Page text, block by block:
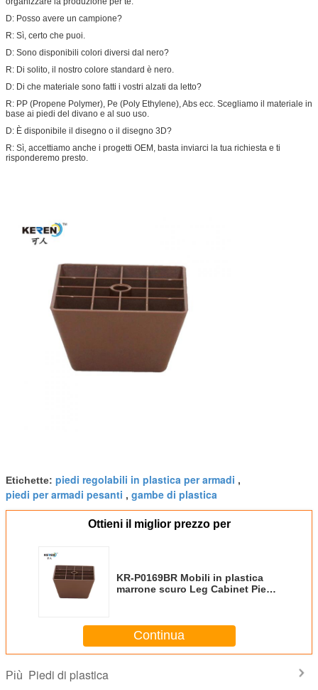
D: Posso avere un campione?
R: Sì, certo che puoi.
D: Sono disponibili colori diversi dal nero?
R: Di solito, il nostro colore standard è nero.
D: Di che materiale sono fatti i vostri alzati da letto?
R: PP (Propene Polymer), Pe (Poly Ethylene), Abs ecc. Scegliamo il materiale in
base ai piedi del divano e al suo uso.
D: È disponibile il disegno o il disegno 3D?
R: Sì, accettiamo anche i progetti OEM, basta inviarci la tua richiesta e ti
risponderemo presto.
Etichette: piedi regolabili in plastica per armadi ,
piedi per armadi pesanti , gambe di plastica
Ottieni il miglior prezzo per
KR-P0169BR Mobili in plastica
marrone scuro Leg Cabinet Piedi
Continua
Più Piedi di plastica